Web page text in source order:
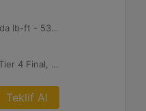
391 1.500 dev/dk.da lb-ft - 530 1.500 dev/dk.da Nm
U.S. EPA & CARB Tier 4 Final, EU Stage V
Teklif Al